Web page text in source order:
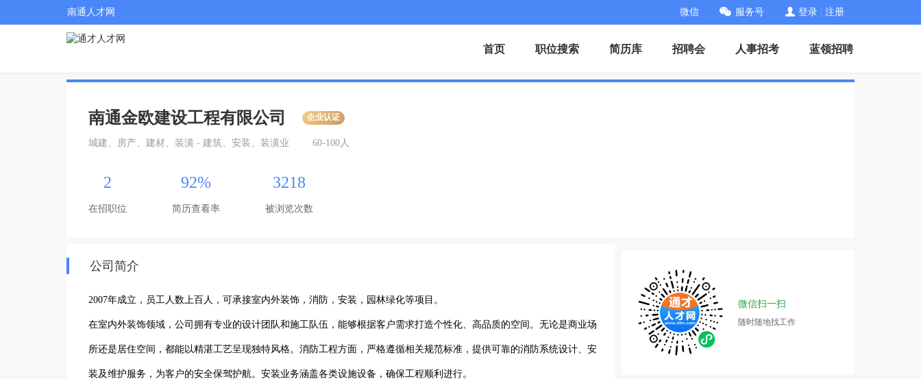
南通人才网 微信 服务号 登录 注册
首页 职位搜索 简历库 招聘会 人事招考 蓝领招聘
南通金欧建设工程有限公司 企业认证
城建、房产、建材、装潢 - 建筑、安装、装潢业 60-100人
2
在招职位
92%
简历查看率
3218
被浏览次数
公司简介
2007年成立，员工人数上百人，可承接室内外装饰，消防，安装，园林绿化等项目。
在室内外装饰领域，公司拥有专业的设计团队和施工队伍，能够根据客户需求打造个性化、高品质的空间。无论是商业场
所还是居住空间，都能以精湛工艺呈现独特风格。消防工程方面，严格遵循相关规范标准，提供可靠的消防系统设计、安
装及维护服务，为客户的安全保驾护航。安装业务涵盖各类设施设备，确保工程顺利进行。
微信扫一扫
随时随地找工作